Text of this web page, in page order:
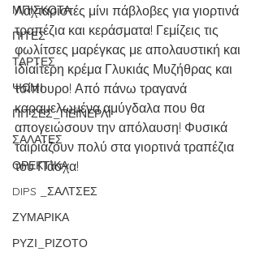
ΜΠΙΣΚΟΤΑ
ΠΙΤΕΣ
ΤΑΡΤΕΣ
ΨΩΜΙ
ΠΙΤΣΕΣ_ΠΕΪΝΕΡΛΙ
ΣΑΛΑΤΕΣ
ΟΡΕΚΤΙΚΑ
DIPS _ΣΑΛΤΣΕΣ
ΖΥΜΑΡΙΚΑ
ΡΥΖΙ_ΡΙΖΟΤΟ
Λαχταριστές μίνι πάβλοβες για γιορτινά
τραπέζια και κεράσματα! Γεμίζεις τις
φωλίτσες μαρέγκας με απολαυστική και
ιδιαίτερη κρέμα Γλυκιάς Μυζήθρας και
τσίπουρο! Από πάνω τραγανά
καραμελωμένα αμύγδαλα που θα
απογειώσουν την απόλαυση! Φυσικά
ταιριάζουν πολύ στα γιορτινά τραπέζια
του Πάσχα!